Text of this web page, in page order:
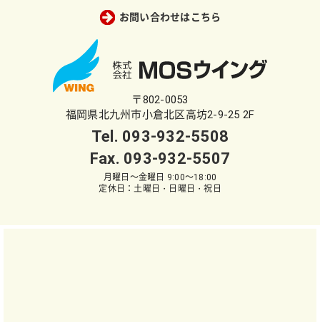
お問い合わせはこちら
〒802-0053
福岡県北九州市小倉北区高坊2-9-25 2F
Tel. 093-932-5508
Fax. 093-932-5507
月曜日～金曜日 9:00～18:00
定休日：土曜日・日曜日・祝日